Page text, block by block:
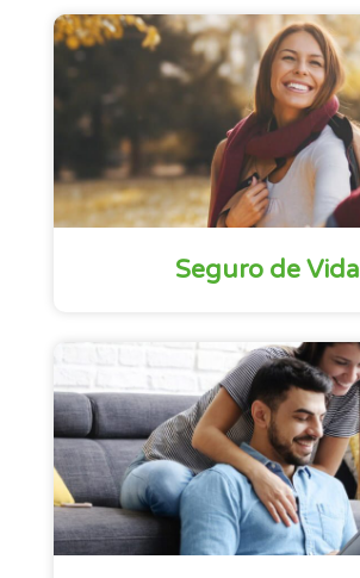
Seguro de Vida